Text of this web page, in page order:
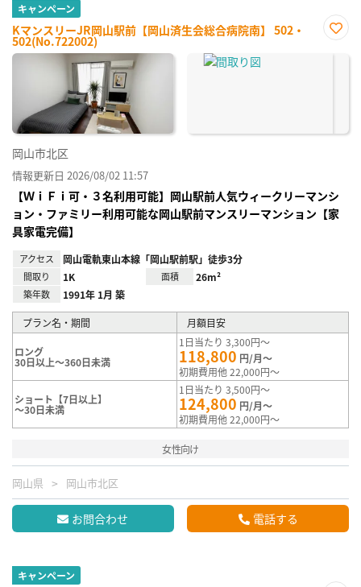
キャンペーン
KマンスリーJR岡山駅前【岡山済生会総合病院南】 502・
502(No.722002)
に入
岡山市北区
情報更新日 2026/08/02 11:57
【ＷｉＦｉ可・３名利用可能】岡山駅前人気ウィークリーマンシ
ョン・ファミリー利用可能な岡山駅前マンスリーマンション【家
具家電完備】
アクセス 岡山電軌東山本線「岡山駅前駅」徒歩3分
間取り 1K 面積 26m²
築年数 1991年 1月 築
プラン名・期間 月額目安
ロング
30日以上～360日未満
1日当たり 3,300円～
118,800 円/月～
初期費用他 22,000円～
ショート【7日以上】
～30日未満
1日当たり 3,500円～
124,800 円/月～
初期費用他 22,000円～
女性向け
岡山県 岡山市北区
お問合わせ 電話する
キャンペーン